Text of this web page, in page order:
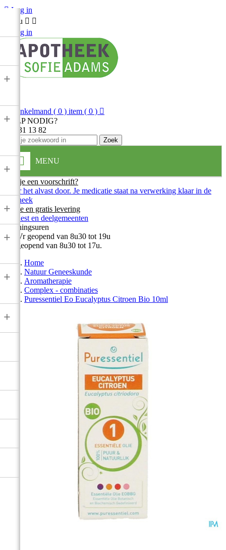
 Log in
Menu  
Log in
Winkelmand ( 0 ) item ( 0 ) 
HULP NODIG?
013 31 13 82
Zoek
MENU
+
+
+
+
+
+
+
Heb je een voorschrift?
Stuur het alvast door. Je medicatie staat na verwerking klaar in de
apotheek
Snelle en gratis levering
In Diest en deelgemeenten
Openingsuren
Ma-Vr geopend van 8u30 tot 19u
Zat geopend van 8u30 tot 17u.
Home
Natuur Geneeskunde
Aromatherapie
Complex - combinaties
Puressentiel Eo Eucalyptus Citroen Bio 10ml